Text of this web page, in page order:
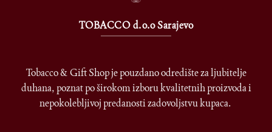
TOBACCO d.o.o Sarajevo
Tobacco & Gift Shop je pouzdano odredište za ljubitelje
duhana, poznat po širokom izboru kvalitetnih proizvoda i
nepokolebljivoj predanosti zadovoljstvu kupaca.